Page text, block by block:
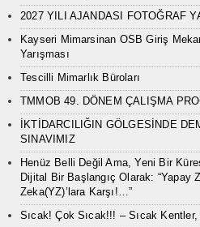
2027 YILI AJANDASI FOTOĞRAF
Kayseri Mimarsinan OSB Giriş
Yarışması
Tescilli Mimarlık Büroları
TMMOB 49. DÖNEM ÇALIŞMA
İKTİDARCILIĞIN GÖLGESİNDE
SINAVIMIZ
Henüz Belli Değil Ama, Yeni Bir
Dijital Bir Başlangıç Olarak: “Yapay
Zeka(YZ)’lara Karşı!…”
Sıcak! Çok Sıcak!!! – Sıcak